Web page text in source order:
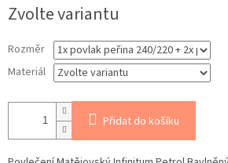
cena:
Zvolte variantu
Rozměr
Materiál
Přidat do košíku